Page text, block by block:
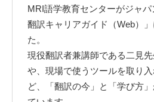
MRI語学教育センターがジャパ
翻訳キャリアガイド（Web）
た。
現役翻訳者兼講師である二見
や、現場で使うツールを取り
ど、「翻訳の今」と「学び方